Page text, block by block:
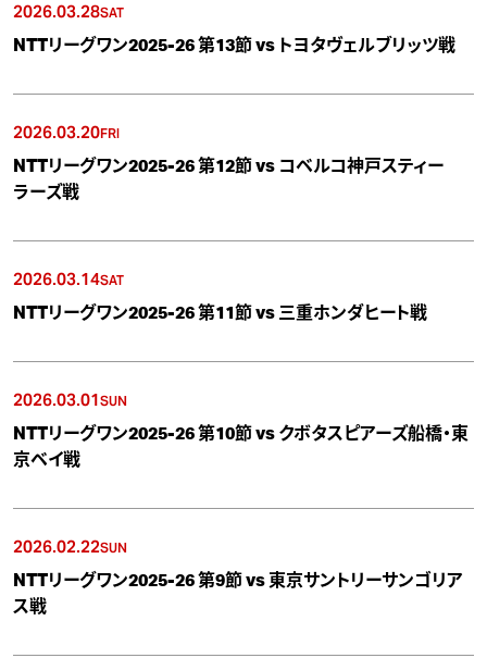
2026.03.28SAT
NTTリーグワン2025-26 第13節 vs トヨタヴェルブリッツ戦
2026.03.20FRI
NTTリーグワン2025-26 第12節 vs コベルコ神戸スティー
ラーズ戦
2026.03.14SAT
NTTリーグワン2025-26 第11節 vs 三重ホンダヒート戦
2026.03.01SUN
NTTリーグワン2025-26 第10節 vs クボタスピアーズ船橋・東
京ベイ戦
2026.02.22SUN
NTTリーグワン2025-26 第9節 vs 東京サントリーサンゴリア
ス戦